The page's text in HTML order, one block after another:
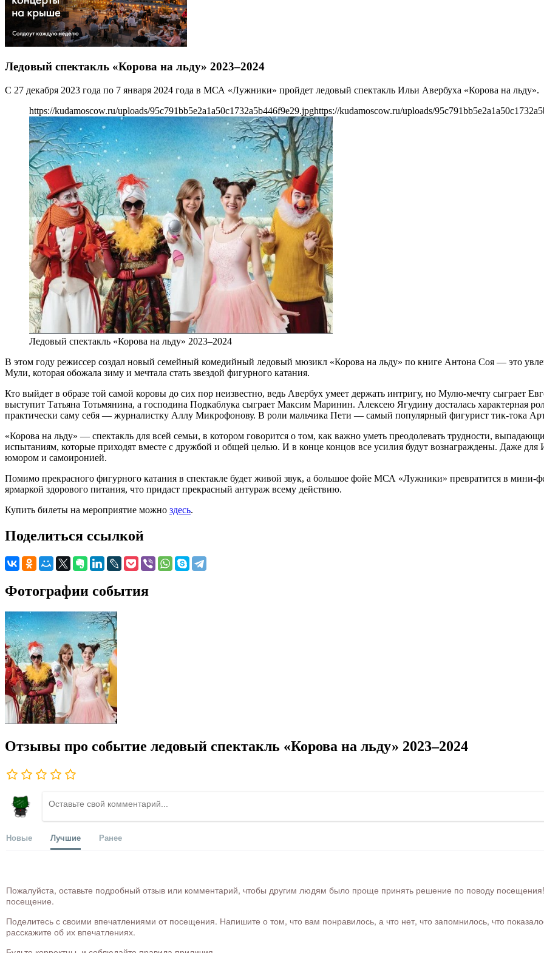
Ледовый спектакль «Корова на льду» 2023–2024
С 27 декабря 2023 года по 7 января 2024 года в МСА «Лужники» пройдет ледовый спектакль Ильи Авербуха «Корова на льду».
https://kudamoscow.ru/uploads/95c791bb5e2a1a50c1732a5b446f9e29.jpghttps://kudamoscow.ru/uploads/
Ледовый спектакль «Корова на льду» 2023–2024
В этом году режиссер создал новый семейный комедийный ледовый мюзикл «Корова на льду» по книге Антона Соя — это
Мули, которая обожала зиму и мечтала стать звездой фигурного катания.
Кто выйдет в образе той самой коровы до сих пор неизвестно, ведь Авербух умеет держать интригу, но Мулю-мечту сыграет
выступит Татьяна Тотьмянина, а господина Подкаблука сыграет Максим Маринин. Алексею Ягудину досталась характерная
практически саму себя — журналистку Аллу Микрофонову. В роли мальчика Пети — самый популярный фигурист тик-тока
«Корова на льду» — спектакль для всей семьи, в котором говорится о том, как важно уметь преодолевать трудности,
испытаниям, которые приходят вместе с дружбой и общей целью. И в конце концов все усилия будут вознаграждены. Даже
юмором и самоиронией.
Помимо прекрасного фигурного катания в спектакле будет живой звук, а большое фойе МСА «Лужники» превратится в
ярмаркой здорового питания, что придаст прекрасный антураж всему действию.
Купить билеты на мероприятие можно здесь.
Поделиться ссылкой
Фотографии события
Отзывы про событие ледовый спектакль «Корова на льду» 2023–2024
Новые Лучшие Ранее
Пожалуйста, оставьте подробный отзыв или комментарий, чтобы другим людям было проще принять решение по поводу посещения!
посещение.
Поделитесь с своими впечатлениями от посещения. Напишите о том, что вам понравилось, а что нет, что запомнилось, что
расскажите об их впечатлениях.